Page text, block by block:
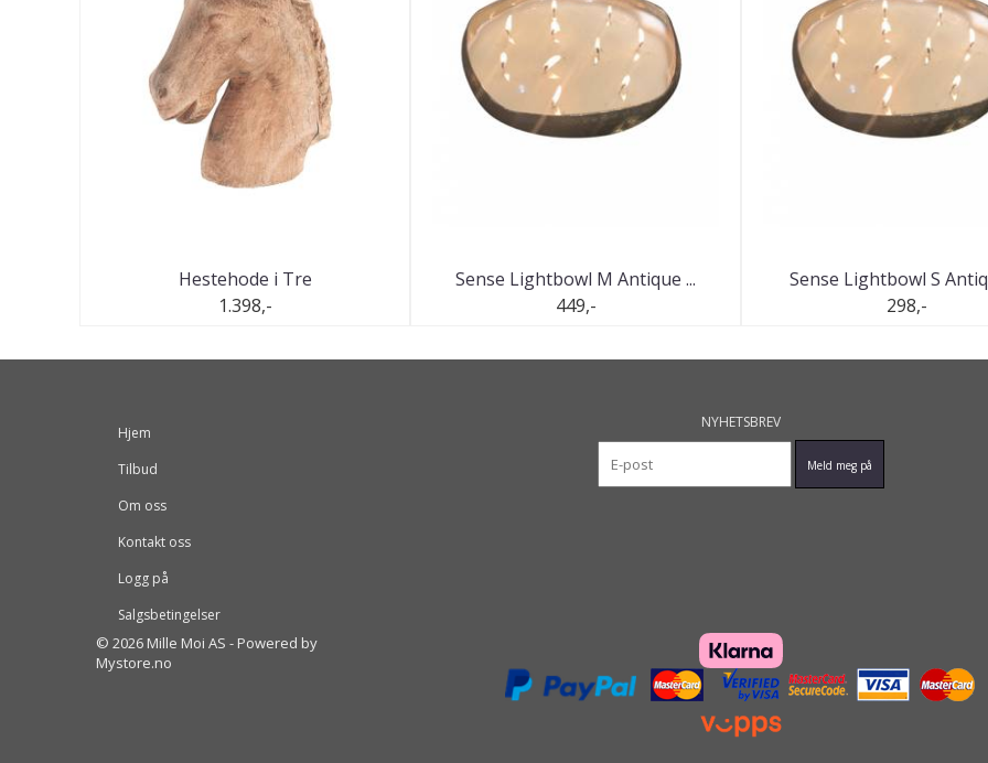
Hestehode i Tre
1.398,-
Sense Lightbowl M Antique ...
449,-
Sense Lightbowl S
298,-
Hjem
Tilbud
Om oss
Kontakt oss
Logg på
Salgsbetingelser
NYHETSBREV
© 2026 Mille Moi AS - Powered by
Mystore.no